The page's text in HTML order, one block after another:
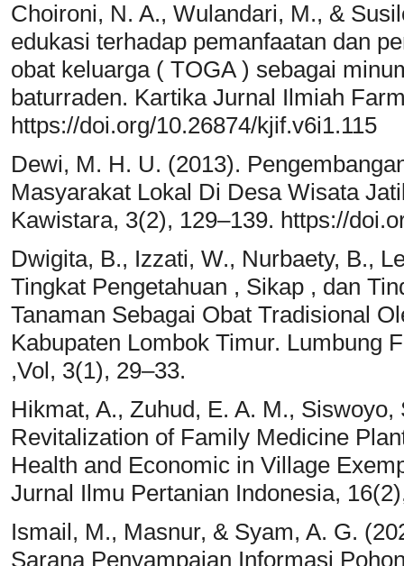
Choironi, N. A., Wulandari, M., &
edukasi terhadap pemanfaatan dan
obat keluarga ( TOGA ) sebagai
baturraden. Kartika Jurnal Ilmiah
https://doi.org/10.26874/kjif.v6i1.115
Dewi, M. H. U. (2013).
Masyarakat Lokal Di Desa Wisata
Kawistara, 3(2), 129–139. https://
Dwigita, B., Izzati, W., Nurbaety, B.,
Tingkat Pengetahuan , Sikap , dan
Tanaman Sebagai Obat Tradisional
Kabupaten Lombok Timur. Lumbung
,Vol, 3(1), 29–33.
Hikmat, A., Zuhud, E. A. M.,
Revitalization of Family Medicine
Health and Economic in Village
Jurnal Ilmu Pertanian Indonesia,
Ismail, M., Masnur, & Syam, A. G.
Sarana Penyampaian Informasi